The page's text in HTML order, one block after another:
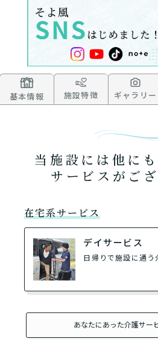
基本情報 施設特徴 ギャラリー
当施設には他に
サービスがござ
在宅系サービス
デイサービス
日帰りで施設に通う
あなたにあった介護サー